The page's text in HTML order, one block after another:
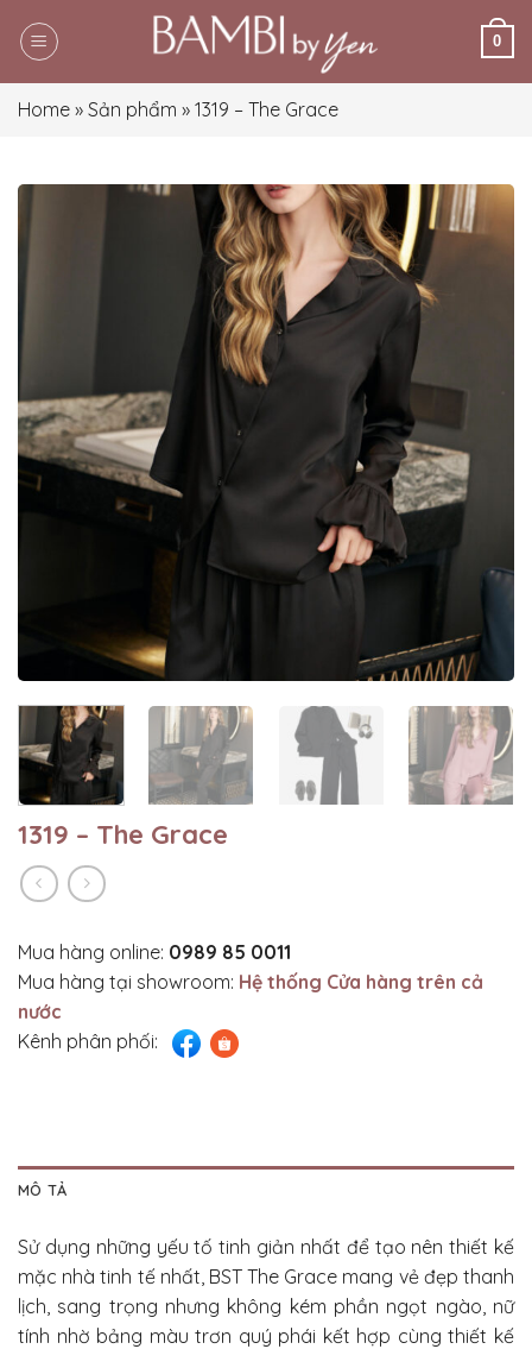
0
Home » Sản phẩm » 1319 – The Grace
1319 – The Grace
Mua hàng online: 0989 85 0011
Mua hàng tại showroom: Hệ thống Cửa hàng trên cả
nước
Kênh phân phối:
MÔ TẢ
Sử dụng những yếu tố tinh giản nhất để tạo nên thiết kế
mặc nhà tinh tế nhất, BST The Grace mang vẻ đẹp thanh
lịch, sang trọng nhưng không kém phần ngọt ngào, nữ
tính nhờ bảng màu trơn quý phái kết hợp cùng thiết kế